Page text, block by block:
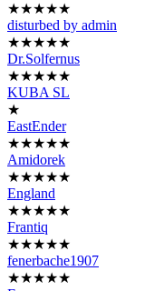
★★★★★
disturbed by admin
★★★★★
Dr.Solfernus
★★★★★
KUBA SL
★
EastEnder
★★★★★
Amidorek
★★★★★
England
★★★★★
Frantiq
★★★★★
fenerbache1907
★★★★★